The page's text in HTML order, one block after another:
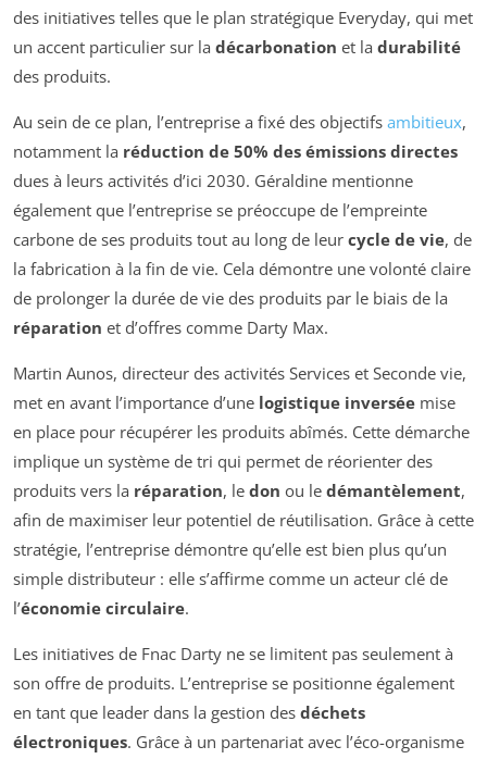
des initiatives telles que le plan stratégique Everyday, qui met
un accent particulier sur la décarbonation et la durabilité
des produits.
Au sein de ce plan, l’entreprise a fixé des objectifs ambitieux,
notamment la réduction de 50% des émissions directes
dues à leurs activités d’ici 2030. Géraldine mentionne
également que l’entreprise se préoccupe de l’empreinte
carbone de ses produits tout au long de leur cycle de vie, de
la fabrication à la fin de vie. Cela démontre une volonté claire
de prolonger la durée de vie des produits par le biais de la
réparation et d’offres comme Darty Max.
Martin Aunos, directeur des activités Services et Seconde vie,
met en avant l’importance d’une logistique inversée mise
en place pour récupérer les produits abîmés. Cette démarche
implique un système de tri qui permet de réorienter des
produits vers la réparation, le don ou le démantèlement,
afin de maximiser leur potentiel de réutilisation. Grâce à cette
stratégie, l’entreprise démontre qu’elle est bien plus qu’un
simple distributeur : elle s’affirme comme un acteur clé de
l’économie circulaire.
Les initiatives de Fnac Darty ne se limitent pas seulement à
son offre de produits. L’entreprise se positionne également
en tant que leader dans la gestion des déchets
électroniques. Grâce à un partenariat avec l’éco-organisme